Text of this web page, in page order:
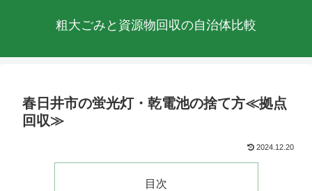
粗大ごみと資源物回収の自治体比較
春日井市の蛍光灯・乾電池の捨て方≪拠点
回収≫
2024.12.20
目次